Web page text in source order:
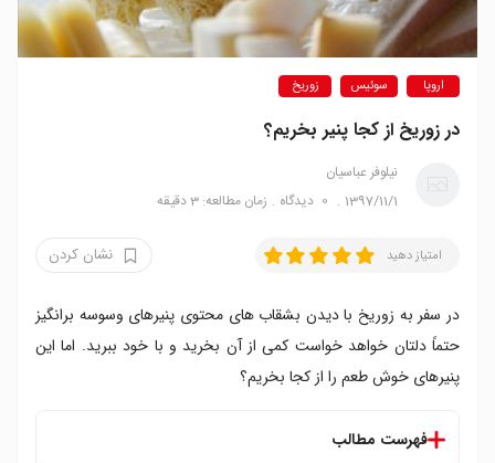
اروپا سوئیس زوریخ
در زوریخ از کجا پنیر بخریم؟
نیلوفر عباسیان
1397/11/1
0 دیدگاه زمان مطالعه: 3 دقیقه
امتیاز دهید نشان کردن
در سفر به زوریخ با دیدن بشقاب های محتوی پنیرهای وسوسه برانگیز
حتماً دلتان خواهد خواست کمی از آن بخرید و با خود ببرید. اما این
پنیرهای خوش طعم را از کجا بخریم؟
فهرست مطالب